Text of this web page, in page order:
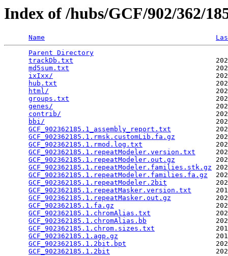
Index of /hubs/GCF/902/362/
Name
Parent Directory
trackDb.txt
md5sum.txt
ixIxx/
hub.txt
html/
groups.txt
genes/
contrib/
bbi/
GCF_902362185.1_assembly_report.txt
GCF_902362185.1.rmsk.customLib.fa.gz
GCF_902362185.1.rmod.log.txt
GCF_902362185.1.repeatModeler.version.txt
GCF_902362185.1.repeatModeler.out.gz
GCF_902362185.1.repeatModeler.families.stk.gz
GCF_902362185.1.repeatModeler.families.fa.gz
GCF_902362185.1.repeatModeler.2bit
GCF_902362185.1.repeatMasker.version.txt
GCF_902362185.1.repeatMasker.out.gz
GCF_902362185.1.fa.gz
GCF_902362185.1.chromAlias.txt
GCF_902362185.1.chromAlias.bb
GCF_902362185.1.chrom.sizes.txt
GCF_902362185.1.agp.gz
GCF_902362185.1.2bit.bpt
GCF_902362185.1.2bit